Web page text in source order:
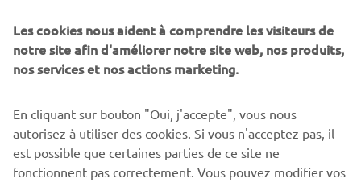
spéciaux, les lancements de produits, etc.
S'ABONNER
Lisez notre politique de confidentialité pour savoir comment
nous traitons vos données personnelles : Politique de
Les cookies nous aident à comprendre les visiteurs de
notre site afin d'améliorer notre site web, nos produits,
nos services et nos actions marketing.
En cliquant sur bouton "Oui, j'accepte", vous nous
autorisez à utiliser des cookies. Si vous n'acceptez pas, il
est possible que certaines parties de ce site ne
fonctionnent pas correctement. Vous pouvez modifier vos